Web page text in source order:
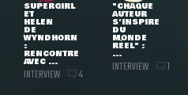
SUPERGIRL
ET
HELEN
DE
WYNDHORN
:
RENCONTRE
AVEC ...
INTERVIEW 4
"CHAQUE
AUTEUR
S'INSPIRE
DU
MONDE
RÉEL" :
...
INTERVIEW 1